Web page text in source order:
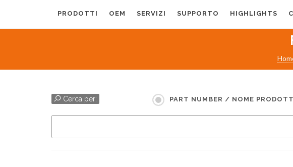
PRODOTTI OEM SERVIZI SUPPORTO HIGHLIGHTS
Cerca per: PART NUMBER / NOME